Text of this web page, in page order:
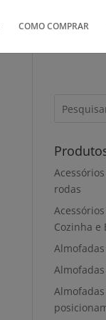
COMO COMPRAR
rodas
Cozinha e